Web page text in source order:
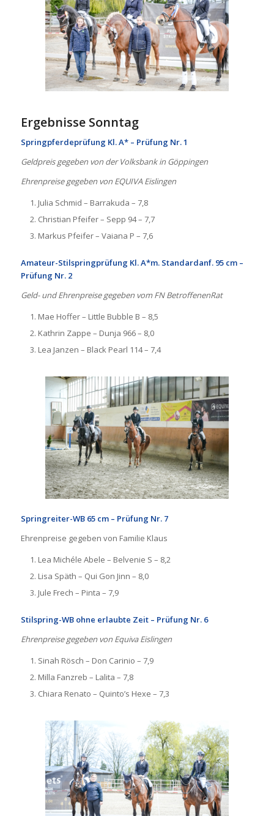
Ergebnisse Sonntag
Springpferdeprüfung Kl. A* – Prüfung Nr. 1
Geldpreis gegeben von der Volksbank in Göppingen
Ehrenpreise gegeben von EQUIVA Eislingen
Julia Schmid – Barrakuda – 7,8
Christian Pfeifer – Sepp 94 – 7,7
Markus Pfeifer – Vaiana P – 7,6
Amateur-Stilspringprüfung Kl. A*m. Standardanf. 95 cm –
Prüfung Nr. 2
Geld- und Ehrenpreise gegeben vom FN BetroffenenRat
Mae Hoffer – Little Bubble B – 8,5
Kathrin Zappe – Dunja 966 – 8,0
Lea Janzen – Black Pearl 114 – 7,4
Springreiter-WB 65 cm – Prüfung Nr. 7
Ehrenpreise gegeben von Familie Klaus
Lea Michéle Abele – Belvenie S – 8,2
Lisa Späth – Qui Gon Jinn – 8,0
Jule Frech – Pinta – 7,9
Stilspring-WB ohne erlaubte Zeit – Prüfung Nr. 6
Ehrenpreise gegeben von Equiva Eislingen
Sinah Rösch – Don Carinio – 7,9
Milla Fanzreb – Lalita – 7,8
Chiara Renato – Quinto’s Hexe – 7,3